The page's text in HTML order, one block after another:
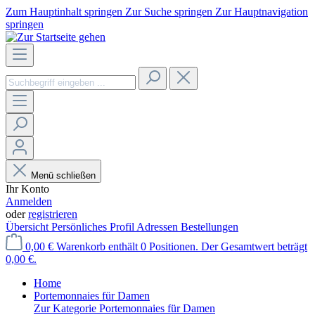
Zum Hauptinhalt springen Zur Suche springen Zur Hauptnavigation
springen
Menü schließen
Ihr Konto
Anmelden
oderregistrieren
Übersicht Persönliches Profil Adressen Bestellungen
0,00 € Warenkorb enthält 0 Positionen. Der Gesamtwert beträgt
0,00 €.
Home
Portemonnaies für Damen
Zur Kategorie Portemonnaies für Damen